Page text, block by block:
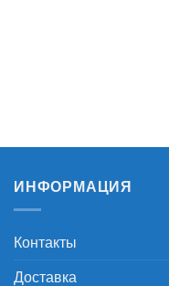
ИНФОРМАЦИЯ
Контакты
Доставка